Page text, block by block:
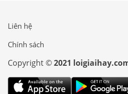
Liên hệ
Chính sách
Copyright ©2021